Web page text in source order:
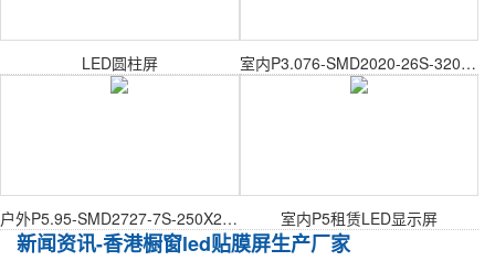
LED圆柱屏 室内P3.076-SMD2020-26S-320X160mm室内表贴模组
户外P5.95-SMD2727-7S-250X250mm户外表贴模组 室内P5租赁LED显示屏
新闻资讯-香港橱窗led贴膜屏生产厂家